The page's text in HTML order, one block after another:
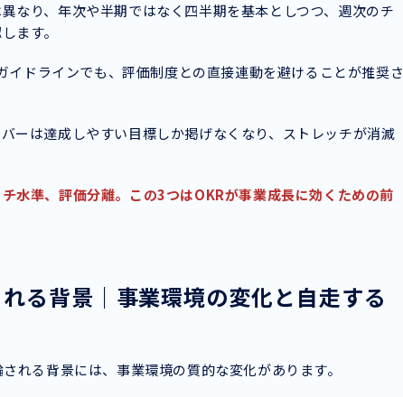
なり、年次や半期ではなく四半期を基本としつつ、週次のチ
ます。
ドラインでも、評価制度との直接連動を避けることが推奨さ
ーは達成しやすい目標しか掲げなくなり、ストレッチが消滅
水準、評価分離。この3つはOKRが事業成長に効くための前
る背景｜事業環境の変化と自走する
れる背景には、事業環境の質的な変化があります。